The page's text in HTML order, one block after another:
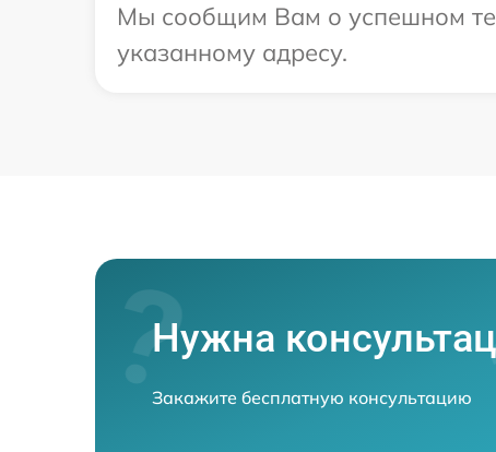
Мы сообщим Вам о успешном
указанному адресу.
Нужна
Закажите бесплатную консультацию